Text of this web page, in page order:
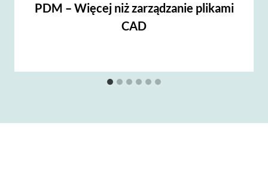
PDM – Więcej niż zarządzanie plikami
CAD